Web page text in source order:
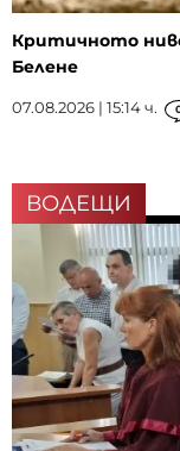
Критичното
Белене
07.08.2026 | 15:14 ч.
ВОДЕЩИ